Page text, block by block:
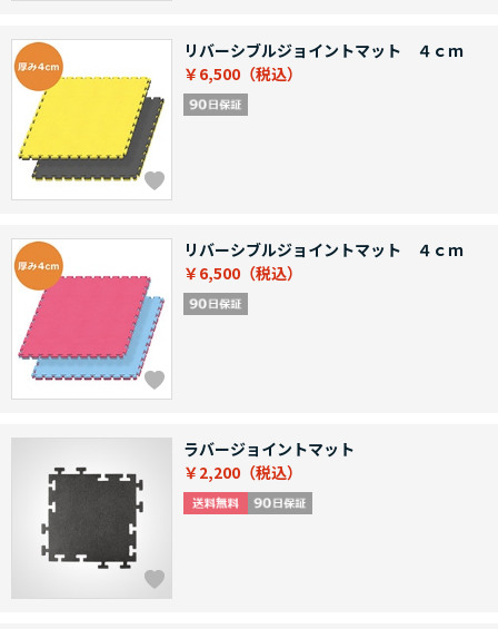
リバーシブルジョイントマット ４ｃｍ
￥6,500
リバーシブルジョイントマット ４ｃｍ
￥6,500
ラバージョイントマット
￥2,200